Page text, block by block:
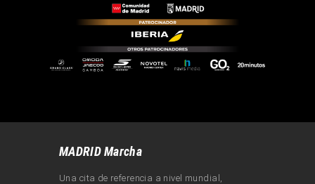
MADRID Marcha
Una cita de referencia a nivel mundial,